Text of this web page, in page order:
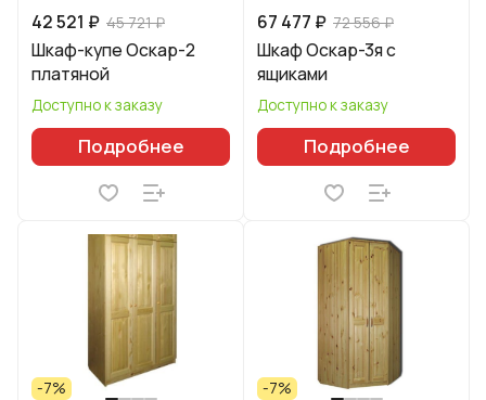
42 521 ₽ 45 721 ₽
Шкаф-купе Оскар-2
платяной
Доступно к заказу
Подробнее
67 477 ₽ 72 556 ₽
Шкаф Оскар-3я с
ящиками
Доступно к заказу
Подробнее
-7% -7%